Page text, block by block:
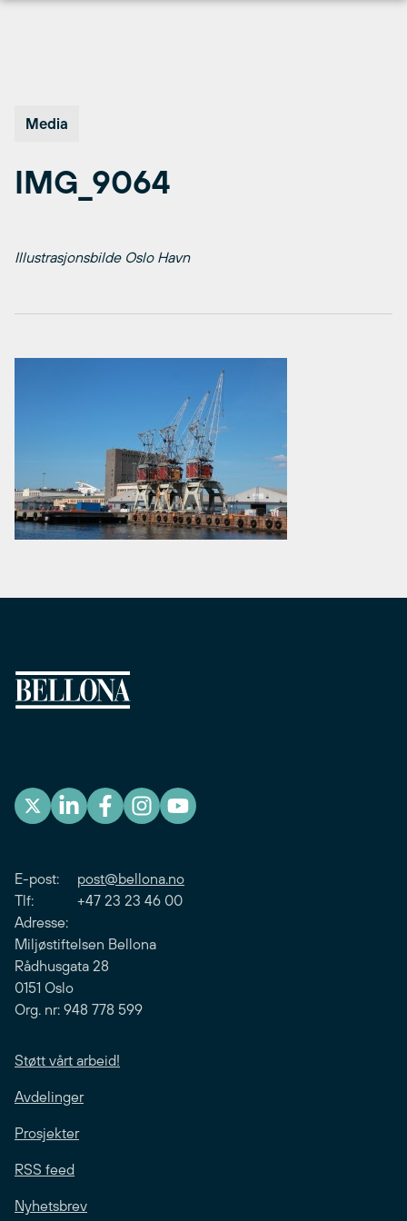
Media
IMG_9064
Illustrasjonsbilde Oslo Havn
E-post: post@bellona.no
Tlf: +47 23 23 46 00
Adresse:
Miljøstiftelsen Bellona
Rådhusgata 28
0151 Oslo
Org. nr: 948 778 599
Støtt vårt arbeid!
Avdelinger
Prosjekter
RSS feed
Nyhetsbrev